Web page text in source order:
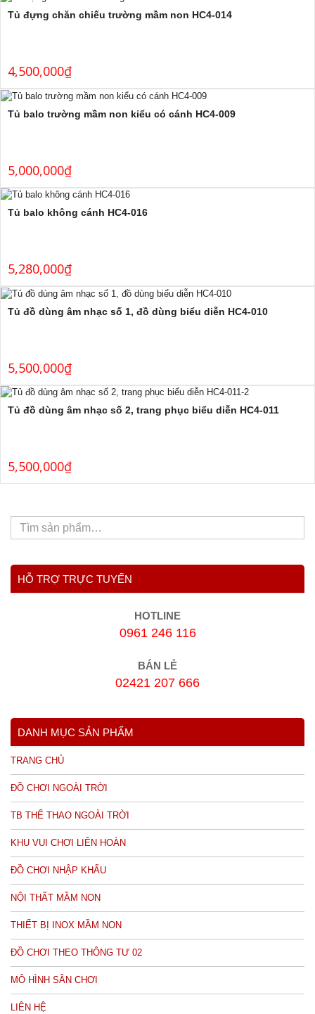
Tủ đựng chăn chiếu trường mầm non HC4-014
4,500,000₫
Tủ balo trường mầm non kiểu có cánh HC4-009
5,000,000₫
Tủ balo không cánh HC4-016
5,280,000₫
Tủ đồ dùng âm nhạc số 1, đồ dùng biểu diễn HC4-010
5,500,000₫
Tủ đồ dùng âm nhạc số 2, trang phục biểu diễn HC4-011
5,500,000₫
HỖ TRỢ TRỰC TUYẾN
HOTLINE
0961 246 116
BÁN LẺ
02421 207 666
DANH MỤC SẢN PHẨM
TRANG CHỦ
ĐỒ CHƠI NGOÀI TRỜI
TB THỂ THAO NGOÀI TRỜI
KHU VUI CHƠI LIÊN HOÀN
ĐỒ CHƠI NHẬP KHẨU
NỘI THẤT MẦM NON
THIẾT BỊ INOX MẦM NON
ĐỒ CHƠI THEO THÔNG TƯ 02
MÔ HÌNH SÂN CHƠI
LIÊN HỆ